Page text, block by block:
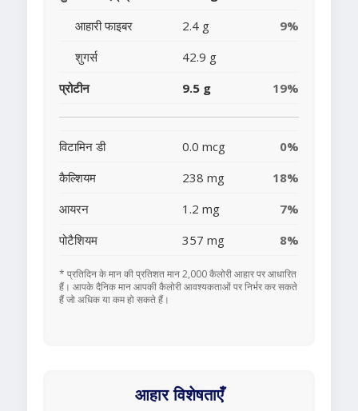
आहारी फाइबर
2.4 g
9%
शुगर्स
42.9 g
प्रोटीन
9.5 g 19%
विटामिन डी 0.0 mcg
0%
कैल्शियम
238 mg
18%
आयरन
1.2 mg
7%
पोटैशियम
357 mg 8%
* प्रतिदिन के मान की प्रतिशत मान 2,000 कैलोरी आहार पर आधारित
हैं। आपके दैनिक मान आपकी कैलोरी आवश्यकताओं पर निर्भर कर सकते
हैं जो अधिक या कम हो सकते हैं।
आहार विशेषताएँ